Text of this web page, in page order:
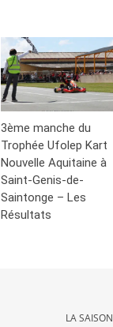
3ème manche du
Trophée Ufolep Kart
Nouvelle Aquitaine à
Saint-Genis-de-
Saintonge – Les
Résultats
LA